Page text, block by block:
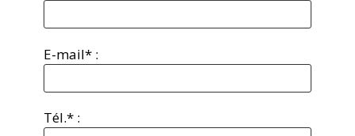
E-mail* :
Tél.* :